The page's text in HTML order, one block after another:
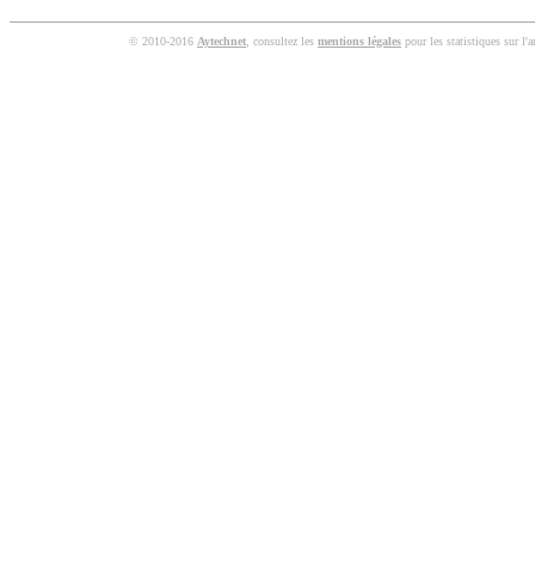
© 2010-2016 Aytechnet , consultez les mentions légales pour les statistiques sur